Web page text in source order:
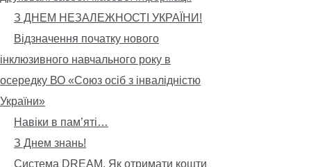
З ДНЕМ НЕЗАЛЕЖНОСТІ УКРАЇНИ!
Відзначення початку нового
інклюзивного навчального року в
осередку ВО «Союз осіб з інвалідністю
України»
Навіки в пам’яті…
З Днем знань!
Система DREAM. Як отримати кошти